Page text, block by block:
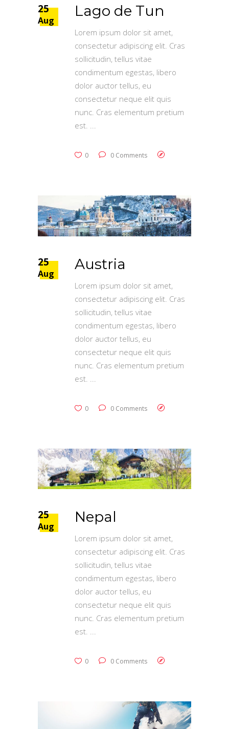
25
Aug
Lago de Tun
Lorem ipsum dolor sit amet,
consectetur adipiscing elit. Cras
sollicitudin, tellus vitae
condimentum egestas, libero
dolor auctor tellus, eu
consectetur neque elit quis
nunc. Cras elementum pretium
est.
0 0 Comments
25
Aug
Austria
Lorem ipsum dolor sit amet,
consectetur adipiscing elit. Cras
sollicitudin, tellus vitae
condimentum egestas, libero
dolor auctor tellus, eu
consectetur neque elit quis
nunc. Cras elementum pretium
est.
0 0 Comments
25
Aug
Nepal
Lorem ipsum dolor sit amet,
consectetur adipiscing elit. Cras
sollicitudin, tellus vitae
condimentum egestas, libero
dolor auctor tellus, eu
consectetur neque elit quis
nunc. Cras elementum pretium
est.
0 0 Comments